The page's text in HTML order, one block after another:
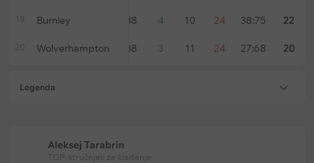
19 Burnley 38 4 10 24 38:75 22
20 Wolverhampton 38 3 11 24 27:68 20
Legenda
Aleksej Tarabrin
TOP-stručnjak za klađenje